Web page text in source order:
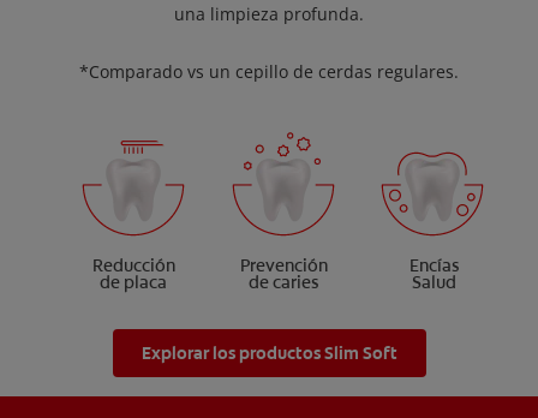
una limpieza profunda.
*Comparado vs un cepillo de cerdas regulares.
Reducción
de placa
Prevención
de caries
Encías
Salud
Explorar los productos Slim Soft